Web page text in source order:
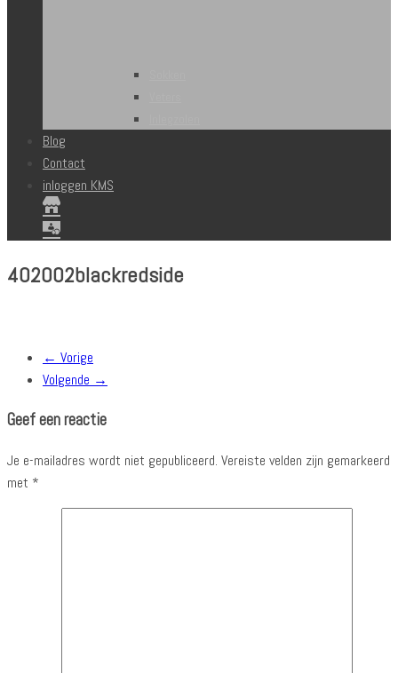
Blog
Contact
inloggen KMS
402002blackredside
← Vorige
Volgende →
Geef een reactie
Je e-mailadres wordt niet gepubliceerd. Vereiste velden zijn gemarkeerd
met *